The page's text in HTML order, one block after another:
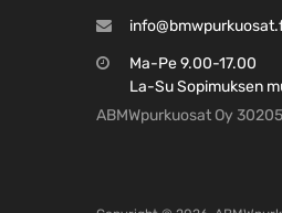
Ma-Pe 9.00-17.00
La-Su Sopimuksen
ABMWpurkuosat Oy